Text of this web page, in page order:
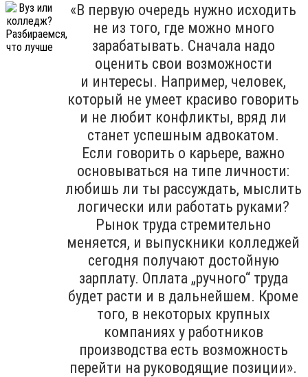
«В первую очередь нужно исходить
не из того, где можно много
зарабатывать. Сначала надо
оценить свои возможности
и интересы. Например, человек,
который не умеет красиво говорить
и не любит конфликты, вряд ли
станет успешным адвокатом.
Если говорить о карьере, важно
основываться на типе личности:
любишь ли ты рассуждать, мыслить
логически или работать руками?
Рынок труда стремительно
меняется, и выпускники колледжей
сегодня получают достойную
зарплату. Оплата „ручного“ труда
будет расти и в дальнейшем. Кроме
того, в некоторых крупных
компаниях у работников
производства есть возможность
перейти на руководящие позиции».